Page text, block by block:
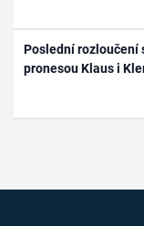
Poslední rozloučení
pronesou Klaus i